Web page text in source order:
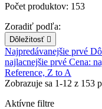
Počet produktov: 153
Zoradiť podľa:
Dôležitosť 
Najpredávanejšie prvé
najlacnejšie prvé Cena:
Reference, Z to A
Zobrazuje sa 1-12 z 153
Aktívne filtre